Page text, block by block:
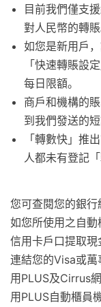
目前我們僅支
對人民幣的轉賬
如您是新用戶
「快速轉賬設
每日限額。
商戶和機構的
到我們發送的
「轉數快」推
人都未有登記「
您可查閱您的銀行
如您所使用之自
信用卡戶口提取
連結您的Visa或
用PLUS及Cirrus
用PLUS自動櫃員